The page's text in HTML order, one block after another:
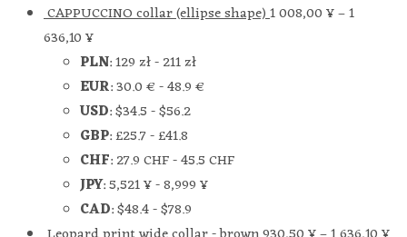
CAPPUCCINO collar (ellipse shape)1 008,00¥–1
636,10¥
PLN:129 zł-211 zł
EUR:30.0 €-48.9 €
USD:$34.5-$56.2
GBP:£25.7-£41.8
CHF:27.9 CHF-45.5 CHF
JPY:5,521 ¥-8,999 ¥
CAD:$48.4-$78.9